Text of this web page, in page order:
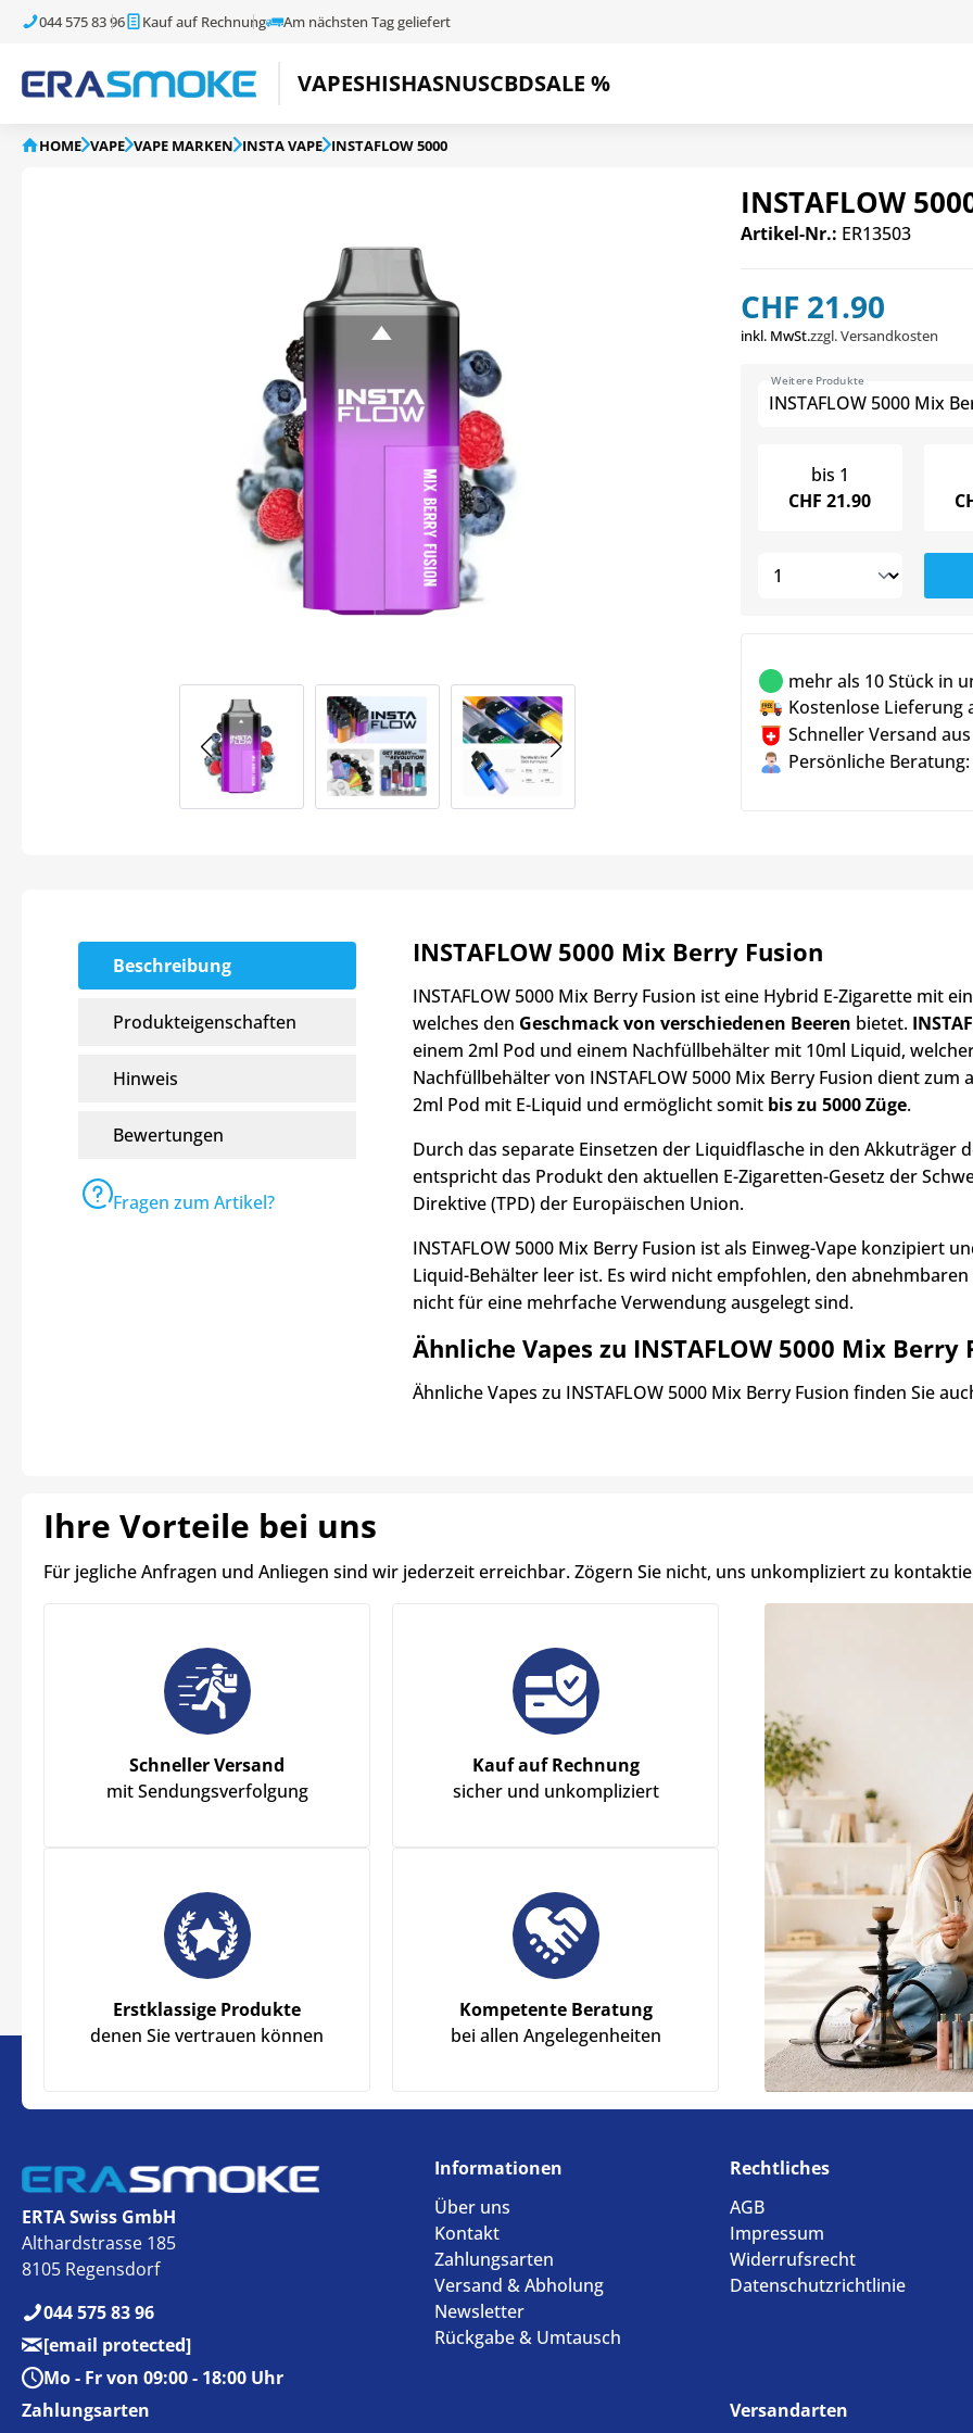
044 575 83 96 Kauf auf Rechnung Am nächsten Tag geliefert
VAPESHISHASNUSCBDSALE %
HOME VAPE VAPE MARKEN INSTA VAPE INSTAFLOW 5000
INSTAFLOW
Artikel-Nr.: ER13503
CHF 21.90
inkl. MwSt.zzgl. Versandkosten
INSTAFLOW 5000 Mix
Weitere Produkte
bis 1
CHF21.90
mehr als 10 Stück in
Kostenlose Lieferung
Schneller Versand
Persönliche Beratung:
Beschreibung
Produkteigenschaften
Hinweis
Bewertungen
Fragen zum Artikel?
INSTAFLOW 5000 Mix Berry Fusion
INSTAFLOW 5000 Mix Berry Fusion ist eine Hybrid E-Zigarette mit
welches den Geschmack von verschiedenen Beeren bietet.
einem 2ml Pod und einem Nachfüllbehälter mit 10ml Liquid,
Nachfüllbehälter von INSTAFLOW 5000 Mix Berry Fusion dient
2ml Pod mit E-Liquid und ermöglicht somit bis zu 5000 Züge.
Durch das separate Einsetzen der Liquidflasche in den Akkuträger
entspricht das Produkt den aktuellen E-Zigaretten-Gesetz der
Direktive (TPD) der Europäischen Union.
INSTAFLOW 5000 Mix Berry Fusion ist als Einweg-Vape konzipiert
Liquid-Behälter leer ist. Es wird nicht empfohlen, den
nicht für eine mehrfache Verwendung ausgelegt sind.
Ähnliche Vapes zu INSTAFLOW 5000 Mix Berry
Ähnliche Vapes zu INSTAFLOW 5000 Mix Berry Fusion finden Sie
Ihre Vorteile bei uns
Für jegliche Anfragen und Anliegen sind wir jederzeit erreichbar. Zögern Sie nicht, uns unkompliziert zu
Schneller Versand
mit Sendungsverfolgung
Kauf auf Rechnung
sicher und unkompliziert
Erstklassige Produkte
denen Sie vertrauen können
Kompetente Beratung
bei allen Angelegenheiten
ERTA Swiss GmbH
Althardstrasse 185
8105 Regensdorf
044 575 83 96
[email protected]
Mo - Fr von 09:00 - 18:00 Uhr
Informationen
Über uns
Kontakt
Zahlungsarten
Versand & Abholung
Newsletter
Rückgabe & Umtausch
Rechtliches
AGB
Impressum
Widerrufsrecht
Datenschutzrichtlinie
Zahlungsarten Versandarten